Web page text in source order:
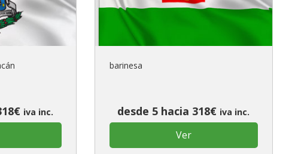
iva inc.
barinesa
desde 5 hacia 318€ iva inc.
Ver